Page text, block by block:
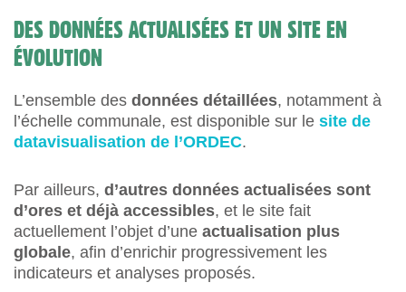
DES DONNÉES ACTUALISÉES ET UN SITE EN
ÉVOLUTION
L’ensemble des données détaillées, notamment à
l’échelle communale, est disponible sur le site de
datavisualisation de l’ORDEC.
Par ailleurs, d’autres données actualisées sont
d’ores et déjà accessibles, et le site fait
actuellement l’objet d’une actualisation plus
globale, afin d’enrichir progressivement les
indicateurs et analyses proposés.